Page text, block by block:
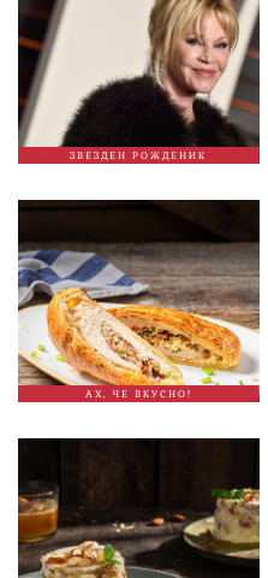
ЗВЕЗДЕН РОЖДЕНИК
АХ, ЧЕ ВКУСНО!